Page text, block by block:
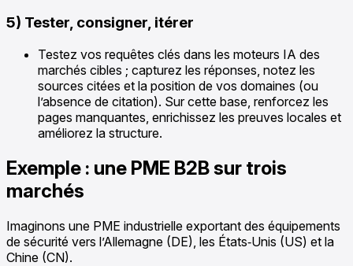
5) Tester, consigner, itérer
Testez vos requêtes clés dans les moteurs IA des
marchés cibles ; capturez les réponses, notez les
sources citées et la position de vos domaines (ou
l’absence de citation). Sur cette base, renforcez les
pages manquantes, enrichissez les preuves locales et
améliorez la structure.
Exemple : une PME B2B sur trois
marchés
Imaginons une PME industrielle exportant des équipements
de sécurité vers l’Allemagne (DE), les États‑Unis (US) et la
Chine (CN).